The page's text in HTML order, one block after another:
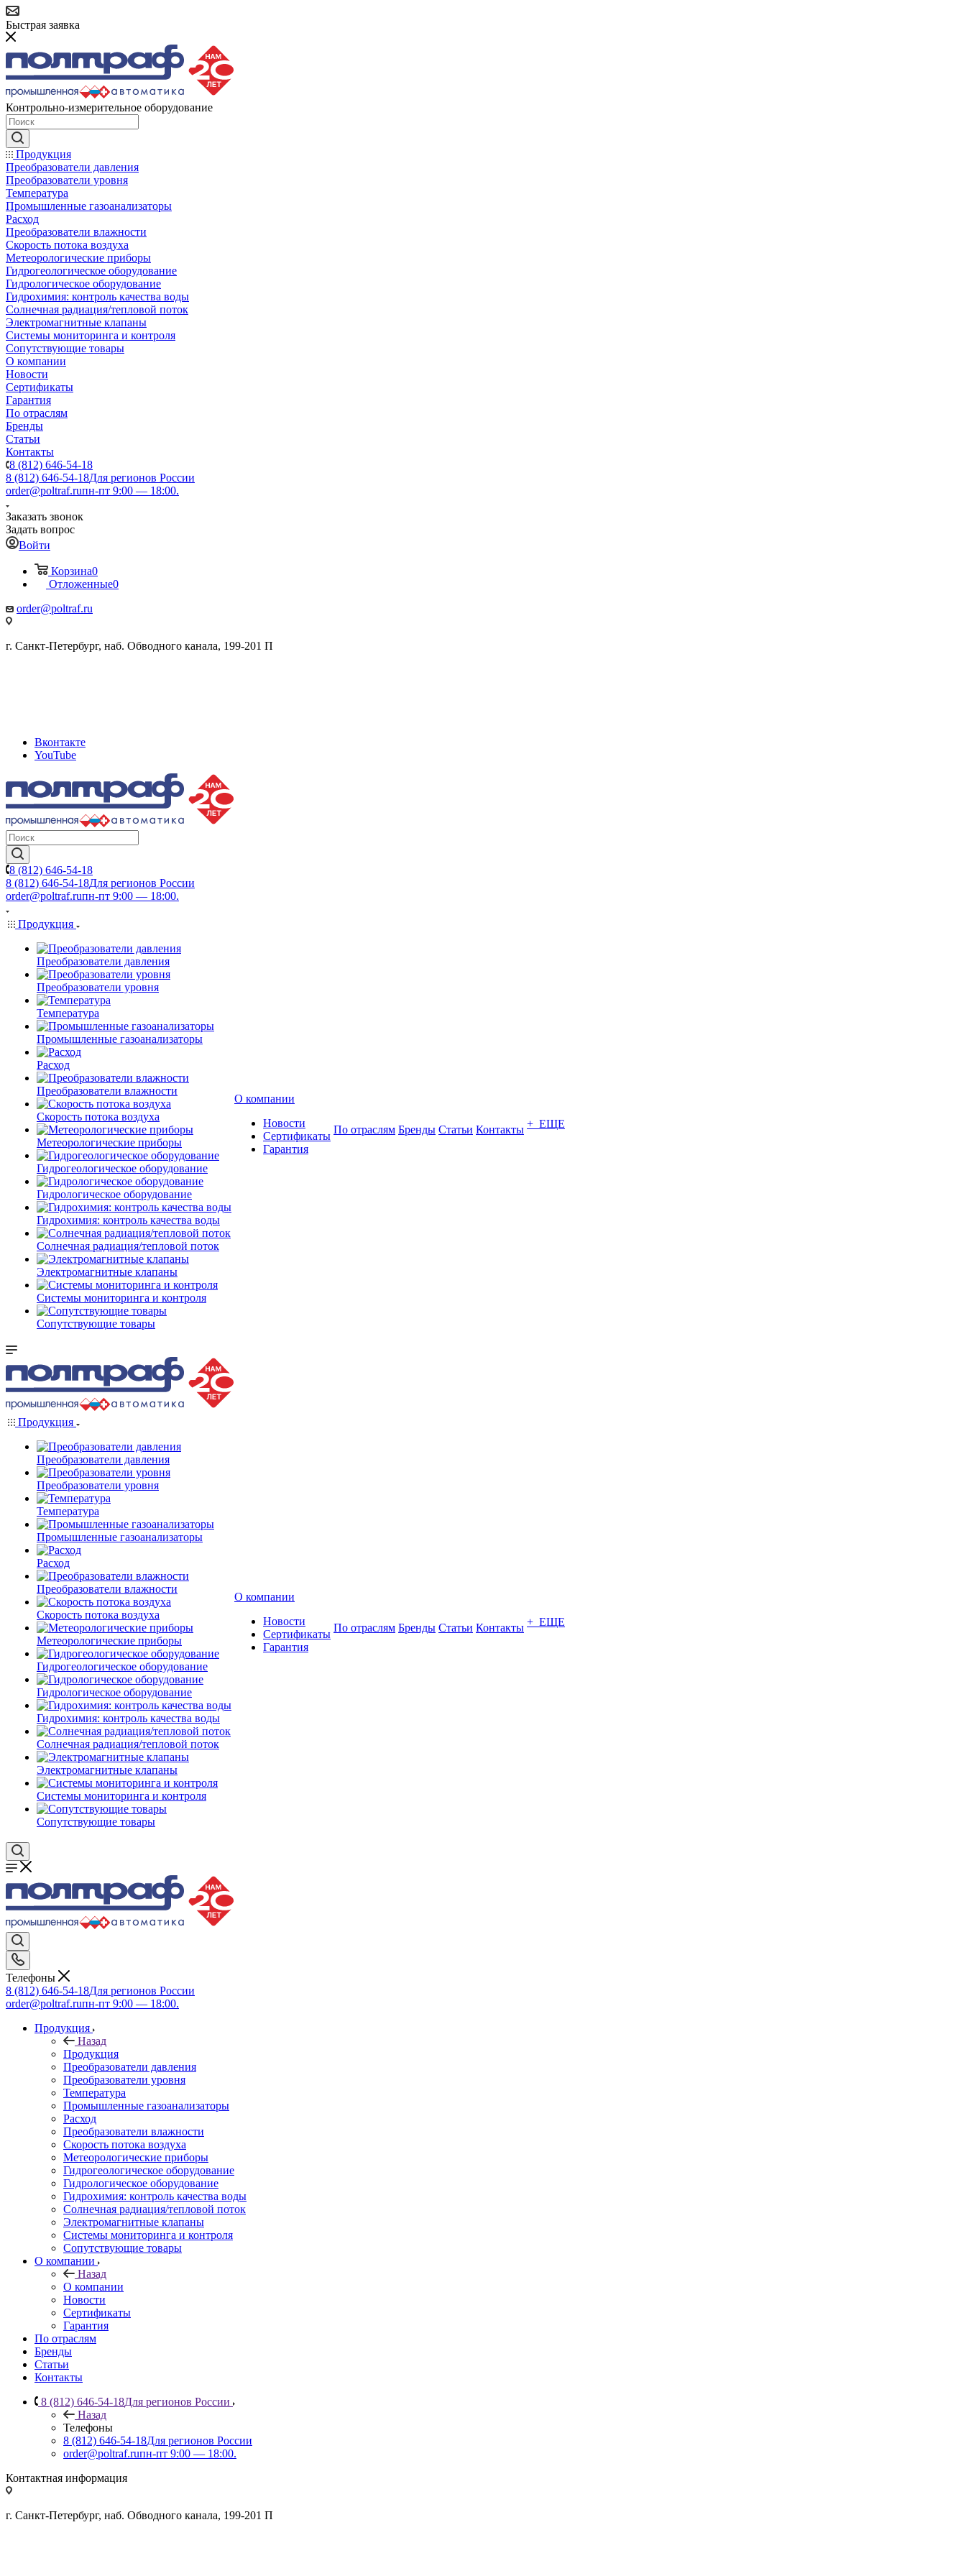
Быстрая заявка
Контрольно-измерительное оборудование
Продукция
Преобразователи давления
Преобразователи уровня
Температура
Промышленные газоанализаторы
Расход
Преобразователи влажности
Скорость потока воздуха
Метеорологические приборы
Гидрогеологическое оборудование
Гидрологическое оборудование
Гидрохимия: контроль качества воды
Солнечная радиация/тепловой поток
Электромагнитные клапаны
Системы мониторинга и контроля
Сопутствующие товары
О компании
Новости
Сертификаты
Гарантия
По отраслям
Бренды
Статьи
Контакты
8 (812) 646-54-18
8 (812) 646-54-18Для регионов России
order@poltraf.ruпн-пт 9:00 — 18:00.
Заказать звонок
Задать вопрос
Войти
Корзина0
Отложенные0
order@poltraf.ru
г. Санкт-Петербург, наб. Обводного канала, 199-201 П
Вконтакте
YouTube
8 (812) 646-54-18
8 (812) 646-54-18Для регионов России
order@poltraf.ruпн-пт 9:00 — 18:00.
Продукция
Преобразователи давления
Преобразователи уровня
Температура
Промышленные газоанализаторы
Расход
Преобразователи влажности
Скорость потока воздуха
Метеорологические приборы
Гидрогеологическое оборудование
Гидрологическое оборудование
Гидрохимия: контроль качества воды
Солнечная радиация/тепловой поток
Электромагнитные клапаны
Системы мониторинга и контроля
Сопутствующие товары
О компании
Новости
Сертификаты
Гарантия
По отраслям Бренды Статьи Контакты + ЕЩЕ
Продукция
Преобразователи давления
Преобразователи уровня
Температура
Промышленные газоанализаторы
Расход
Преобразователи влажности
Скорость потока воздуха
Метеорологические приборы
Гидрогеологическое оборудование
Гидрологическое оборудование
Гидрохимия: контроль качества воды
Солнечная радиация/тепловой поток
Электромагнитные клапаны
Системы мониторинга и контроля
Сопутствующие товары
О компании
Новости
Сертификаты
Гарантия
По отраслям Бренды Статьи Контакты + ЕЩЕ
Телефоны
8 (812) 646-54-18Для регионов России
order@poltraf.ruпн-пт 9:00 — 18:00.
Продукция
Назад
Продукция
Преобразователи давления
Преобразователи уровня
Температура
Промышленные газоанализаторы
Расход
Преобразователи влажности
Скорость потока воздуха
Метеорологические приборы
Гидрогеологическое оборудование
Гидрологическое оборудование
Гидрохимия: контроль качества воды
Солнечная радиация/тепловой поток
Электромагнитные клапаны
Системы мониторинга и контроля
Сопутствующие товары
О компании
Назад
О компании
Новости
Сертификаты
Гарантия
По отраслям
Бренды
Статьи
Контакты
8 (812) 646-54-18Для регионов России
Назад
Телефоны
8 (812) 646-54-18Для регионов России
order@poltraf.ruпн-пт 9:00 — 18:00.
Контактная информация
г. Санкт-Петербург, наб. Обводного канала, 199-201 П